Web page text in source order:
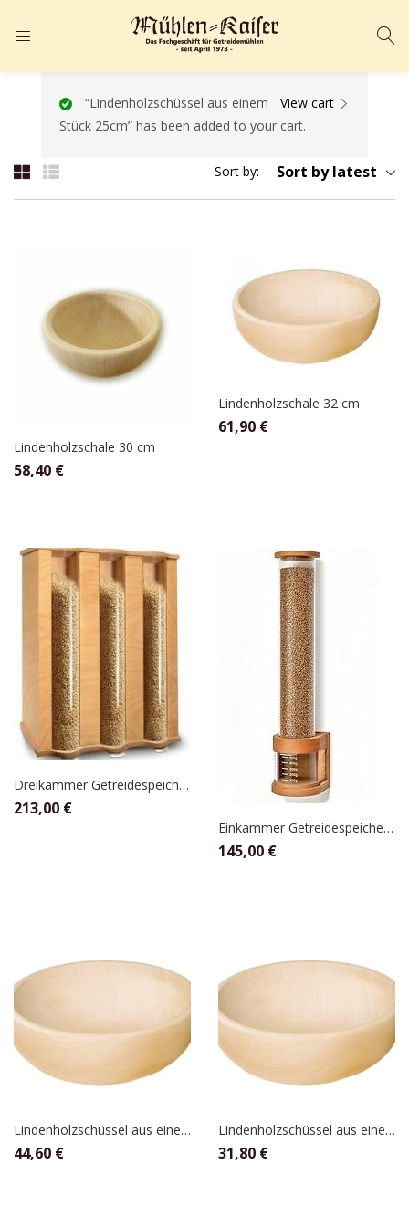
ANMELDEN
Geben Sie Ihren Benutzernamen und Ihr Passwort ein, um sich
anzumelden.
Passwort vergessen?
View cart
“Lindenholzschüssel aus einem
Stück 25cm” has been added to your cart.
Sort by: Sort by latest
Lindenholzschale 30 cm
58,40 €
Lindenholzschale 32 cm
61,90 €
Dreikammer Getreidespeicher Buche Multiplex , Plexiglas,für 3×4,5kg, KoMo
213,00 €
Einkammer Getreidespeicher Buche Multiplex , Plexiglas,für 2,5kg, KoMo
145,00 €
Lindenholzschüssel aus einem Stück 25cm
44,60 €
Lindenholzschüssel aus einem Stück 20cm
31,80 €